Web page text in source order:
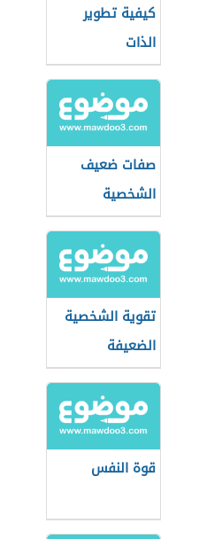
كيفية تطوير
الذات
صفات ضعيف
الشخصية
تقوية الشخصية
الضعيفة
قوة النفس